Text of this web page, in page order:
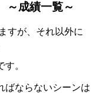
成績一覧～
すが、それ以外に
す。
ばならないシーンは